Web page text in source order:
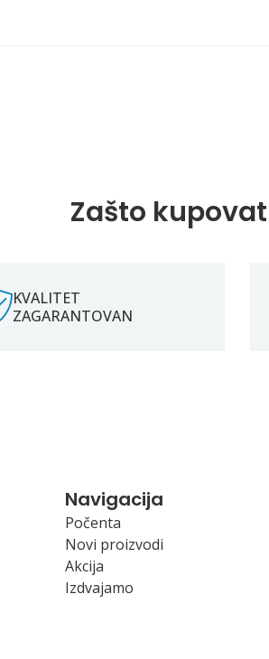
Zašto
KVALITET
ZAGARANTOVAN
Navigacija
Počenta
Novi proizvodi
Akcija
Izdvajamo